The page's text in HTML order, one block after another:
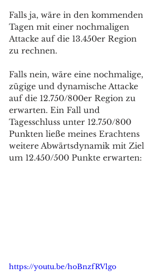
Falls ja, wäre in den kommenden
Tagen mit einer nochmaligen
Attacke auf die 13.450er Region
zu rechnen.
Falls nein, wäre eine nochmalige,
zügige und dynamische Attacke
auf die 12.750/800er Region zu
erwarten. Ein Fall und
Tagesschluss unter 12.750/800
Punkten ließe meines Erachtens
weitere Abwärtsdynamik mit Ziel
um 12.450/500 Punkte erwarten:
https://youtu.be/hoBnzfRVlgo